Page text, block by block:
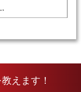
えます！